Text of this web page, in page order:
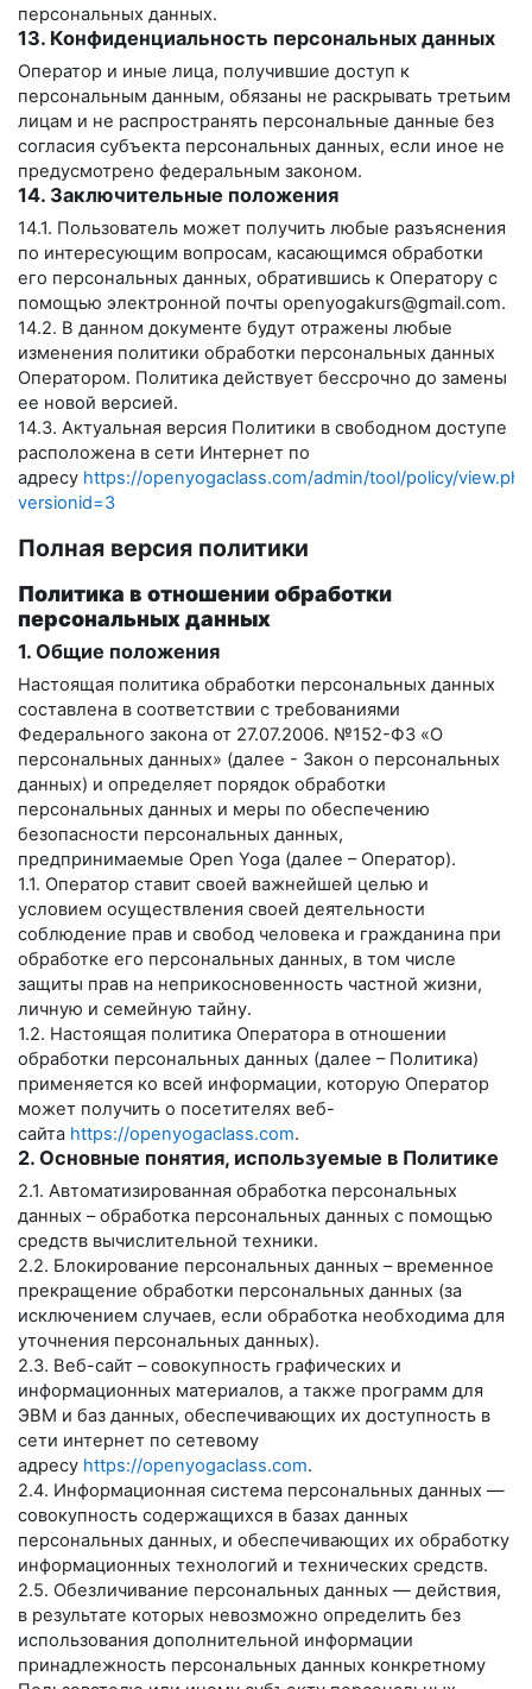
персональных данных.
13. Конфиденциальность персональных данных
Оператор и иные лица, получившие доступ к
персональным данным, обязаны не раскрывать третьим
лицам и не распространять персональные данные без
согласия субъекта персональных данных, если иное не
предусмотрено федеральным законом.
14. Заключительные положения
14.1. Пользователь может получить любые разъяснения
по интересующим вопросам, касающимся обработки
его персональных данных, обратившись к Оператору с
помощью электронной почты openyogakurs@gmail.com.
14.2. В данном документе будут отражены любые
изменения политики обработки персональных данных
Оператором. Политика действует бессрочно до замены
ее новой версией.
14.3. Актуальная версия Политики в свободном доступе
расположена в сети Интернет по
адресу https://openyogaclass.com/admin/tool/policy/
versionid=3
Полная версия политики
Политика в отношении обработки
персональных данных
1. Общие положения
Настоящая политика обработки персональных данных
составлена в соответствии с требованиями
Федерального закона от 27.07.2006. №152-ФЗ «О
персональных данных» (далее - Закон о персональных
данных) и определяет порядок обработки
персональных данных и меры по обеспечению
безопасности персональных данных,
предпринимаемые Open Yoga (далее – Оператор).
1.1. Оператор ставит своей важнейшей целью и
условием осуществления своей деятельности
соблюдение прав и свобод человека и гражданина при
обработке его персональных данных, в том числе
защиты прав на неприкосновенность частной жизни,
личную и семейную тайну.
1.2. Настоящая политика Оператора в отношении
обработки персональных данных (далее – Политика)
применяется ко всей информации, которую Оператор
может получить о посетителях веб-
сайта https://openyogaclass.com.
2. Основные понятия, используемые в Политике
2.1. Автоматизированная обработка персональных
данных – обработка персональных данных с помощью
средств вычислительной техники.
2.2. Блокирование персональных данных – временное
прекращение обработки персональных данных (за
исключением случаев, если обработка необходима для
уточнения персональных данных).
2.3. Веб-сайт – совокупность графических и
информационных материалов, а также программ для
ЭВМ и баз данных, обеспечивающих их доступность в
сети интернет по сетевому
адресу https://openyogaclass.com.
2.4. Информационная система персональных данных —
совокупность содержащихся в базах данных
персональных данных, и обеспечивающих их обработку
информационных технологий и технических средств.
2.5. Обезличивание персональных данных — действия,
в результате которых невозможно определить без
использования дополнительной информации
принадлежность персональных данных конкретному